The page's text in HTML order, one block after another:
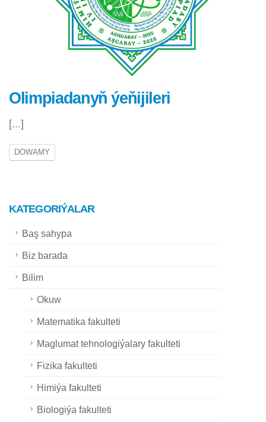
Olimpiadanyň ýeňijileri
[...]
DOWAMY
KATEGORIÝALAR
Baş sahypa
Biz barada
Bilim
Okuw
Matematika fakulteti
Maglumat tehnologiýalary fakulteti
Fizika fakulteti
Himiýa fakulteti
Biologiýa fakulteti